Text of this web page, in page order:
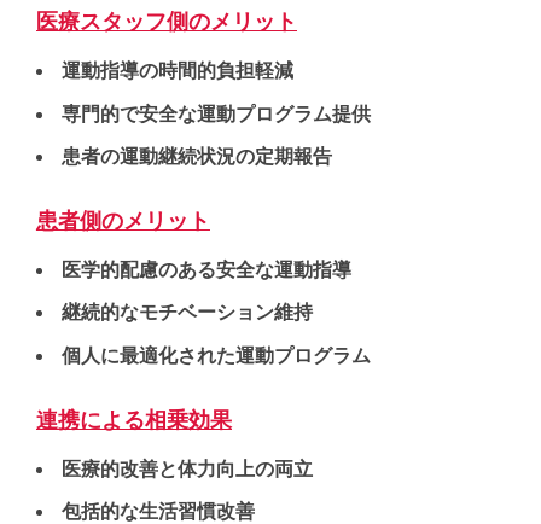
医療スタッフ側のメリット
運動指導の時間的負担軽減
専門的で安全な運動プログラム提供
患者の運動継続状況の定期報告
患者側のメリット
医学的配慮のある安全な運動指導
継続的なモチベーション維持
個人に最適化された運動プログラム
連携による相乗効果
医療的改善と体力向上の両立
包括的な生活習慣改善